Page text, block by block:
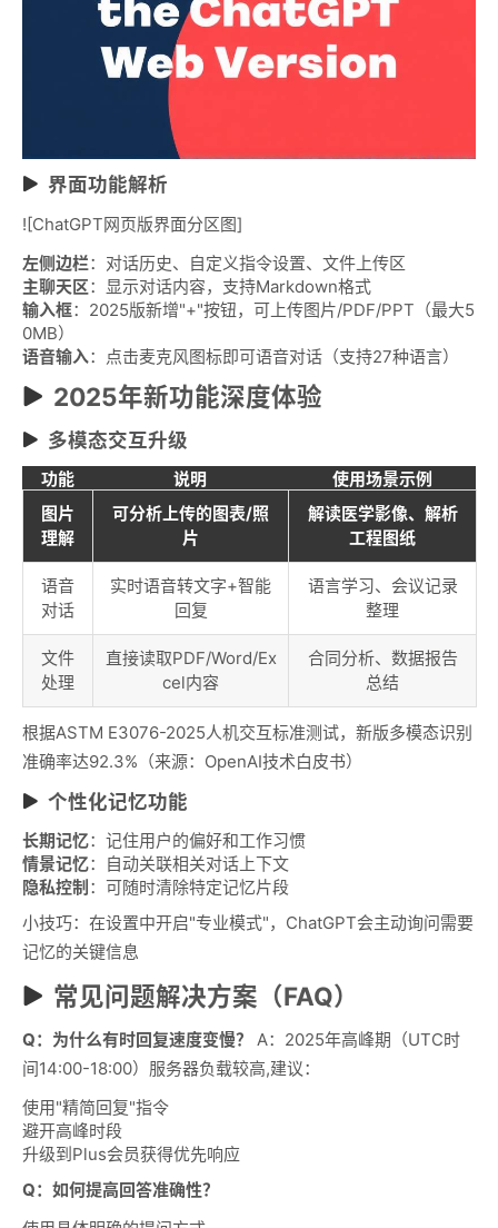
界面功能解析
![ChatGPT网页版界面分区图]
左侧边栏：对话历史、自定义指令设置、文件上传区
主聊天区：显示对话内容，支持Markdown格式
输入框：2025版新增"+"按钮，可上传图片/PDF/PPT（最大5
0MB）
语音输入：点击麦克风图标即可语音对话（支持27种语言）
2025年新功能深度体验
多模态交互升级
功能 说明
使用场景示例
图片
理解
可分析上传的图表/照
片
解读医学影像、解析
工程图纸
语音
对话
实时语音转文字+智能
回复
语言学习、会议记录
整理
文件
处理
直接读取PDF/Word/Ex
cel内容
合同分析、数据报告
总结
根据ASTM E3076-2025人机交互标准测试，新版多模态识别
准确率达92.3%（来源：OpenAI技术白皮书）
个性化记忆功能
长期记忆：记住用户的偏好和工作习惯
情景记忆：自动关联相关对话上下文
隐私控制：可随时清除特定记忆片段
小技巧：在设置中开启"专业模式"，ChatGPT会主动询问需要
记忆的关键信息
常见问题解决方案（FAQ）
Q：为什么有时回复速度变慢？
A：2025年高峰期（UTC时
间14:00-18:00）服务器负载较高,建议：
使用"精简回复"指令
避开高峰时段
升级到Plus会员获得优先响应
Q：如何提高回答准确性？